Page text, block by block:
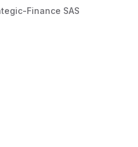
Finance SAS